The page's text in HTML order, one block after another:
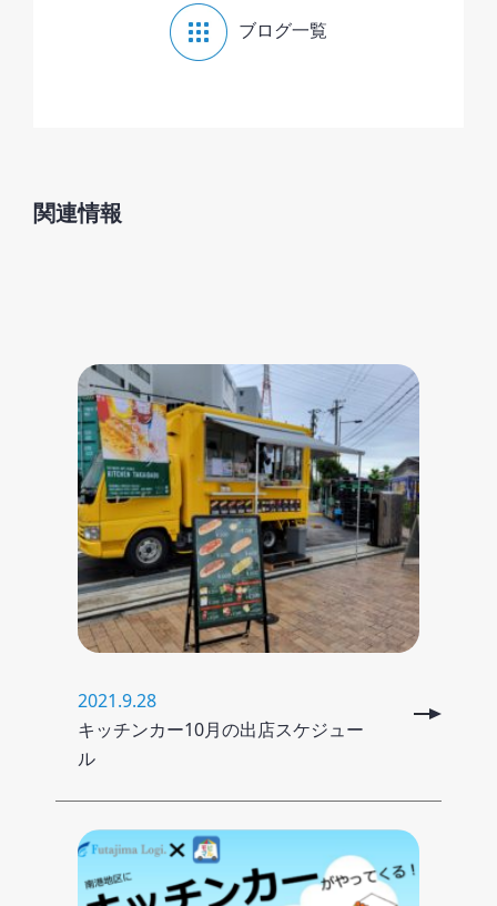
ブログ一覧
関連情報
2021.9.28
キッチンカー10月の出店スケジュー
ル